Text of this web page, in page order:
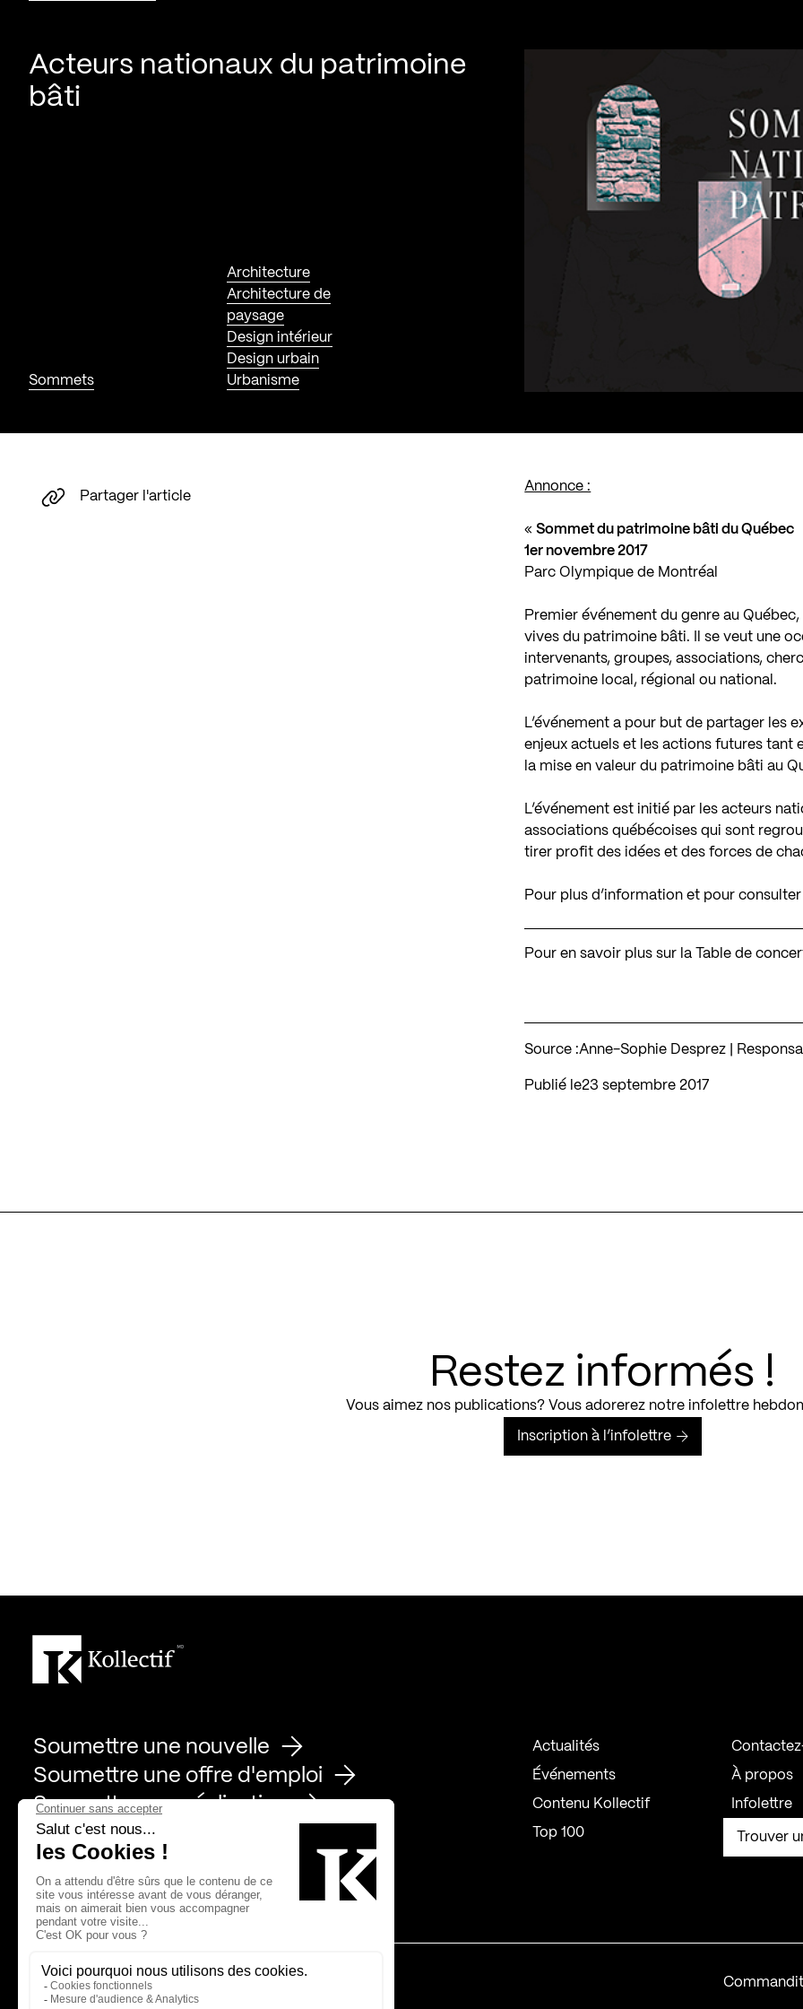
Acteurs nationaux du patrimoine
bâti
Sommets
Architecture
Architecture de
paysage
Design intérieur
Design urbain
Urbanisme
Annonce :
«Sommet du patrimoine bâti du Québec
1er novembre 2017
Parc Olympique de Montréal
Premier événement du genre au
vives du patrimoine bâti. Il se veut une
intervenants, groupes, associations,
patrimoine local, régional ou national.
L’événement a pour but de partager les
enjeux actuels et les actions futures tant
la mise en valeur du patrimoine bâti au
L’événement est initié par les acteurs
associations québécoises qui sont
tirer profit des idées et des forces de
Pour plus d’information et pour
Pour en savoir plus sur la Table de
Source :Anne-Sophie Desprez |
Publié le 23 septembre 2017
Partager l'article
Restez informés !
Vous aimez nos publications? Vous adorerez notre infolettre
Inscription à l’infolettre
Soumettre une nouvelle
Soumettre une offre d'emploi
Soumettre une réalisation
Actualités
Événements
Contenu Kollectif
Top 100
À propos
Infolettre
Trouver
Page Facebook de Kollectif
Page Instagram de Kollectif
Page Linkedin de Kollectif
Partenaires